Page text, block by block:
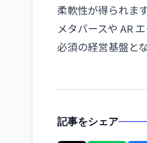
柔軟性が得られます
メタバースや AR
必須の経営基盤と
記事をシェア